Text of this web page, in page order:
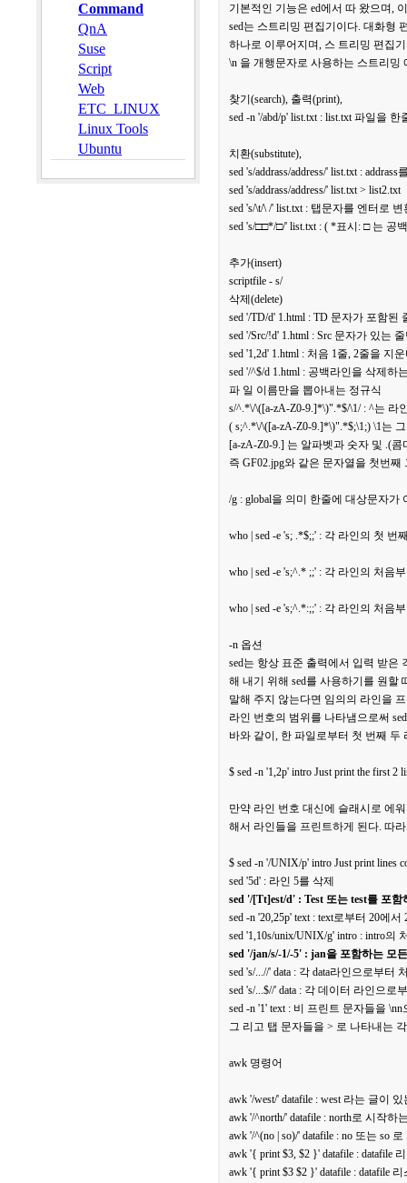
Command
QnA
Suse
Script
Web
ETC_LINUX
Linux Tools
Ubuntu
기본적인 기능은 ed에서 따 왔으며,
sed는 스트리밍 편집기이다. 대화형
하나로 이루어지며, 스 트리밍 편집
\n 을 개행문자로 사용하는 스트리밍
찾기(search), 출력(print),
sed -n '/abd/p' list.txt : list.txt 파일을
치환(substitute),
sed 's/addrass/address/' list.txt :
sed 's/addrass/address/' list.txt > list2.txt
sed 's/\t/\ /' list.txt : 탭문자를 엔터로 변
sed 's/□□*/□/' list.txt : ( *표시: □ 는 공
추가(insert)
scriptfile - s/
삭제(delete)
sed '/TD/d' 1.html : TD 문자가 포함된
sed '/Src/!d' 1.html : Src 문자가 있는
sed '1,2d' 1.html : 처음 1줄, 2줄을 지
sed '/^$/d 1.html : 공백라인을 삭제하
파 일 이름만을 뽑아내는 정규식
s/^.*\/\([a-zA-Z0-9.]*\)".*$/\1/ : ^는 라
( s;^.*\/\([a-zA-Z0-9.]*\)".*$;\1;) \1는
[a-zA-Z0-9.] 는 알파벳과 숫자 및 .(콤
즉 GF02.jpg와 같은 문자열을 첫번
/g : global을 의미 한줄에 대상문자가
who | sed -e 's; .*$;;' : 각 라인의 첫
who | sed -e 's;^.* ;;' : 각 라인의 처음
who | sed -e 's;^.*:;;' : 각 라인의 처
-n 옵션
sed는 항상 표준 출력에서 입력 받은
해 내기 위해 sed를 사용하기를 원할
말해 주지 않는다면 임의의 라인을
라인 번호의 범위를 나타냄으로써
바와 같이, 한 파일로부터 첫 번째 두
$ sed -n '1,2p' intro Just print the first 2
만약 라인 번호 대신에 슬래시로 에
해서 라인들을 프린트하게 된다. 따
$ sed -n '/UNIX/p' intro Just print lines
sed '5d' : 라인 5를 삭제
sed '/[Tt]est/d' : Test 또는 test를 포
sed -n '20,25p' text : text로부터 20에
sed '1,10s/unix/UNIX/g' intro : intro
sed '/jan/s/-1/-5' : jan을 포함하는 모
sed 's/...//' data : 각 data라인으로부터
sed 's/...$//' data : 각 데이터 라인으로
sed -n '1' text : 비 프린트 문자들을
그 리고 탭 문자들을 > 로 나타내는
awk 명령어
awk '/west/' datafile : west 라는 글이
awk '/^north/' datafile : north로 시작하
awk '/^(no | so)/' datafile : no 또는 so
awk '{ print $3, $2 }' datafile : datafile
awk '{ print $3 $2 }' datafile : datafile